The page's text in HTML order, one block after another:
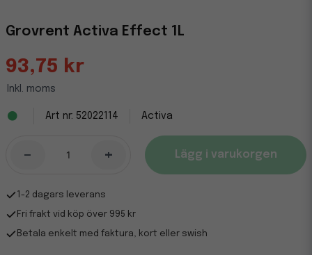
Grovrent Activa Effect 1L
93,75 kr
Inkl. moms
52022114 Activa
- + Lägg i varukorgen
1-2 dagars leverans
Fri frakt vid köp över 995 kr
Betala enkelt med faktura, kort eller swish